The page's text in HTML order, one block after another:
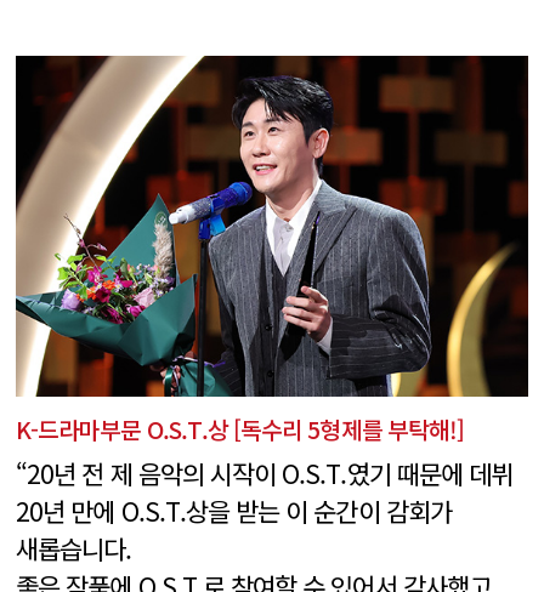
K-드라마부문 O.S.T.상 [독수리 5형제를 부탁해!]
“20년 전 제 음악의 시작이 O.S.T.였기 때문에 데뷔
20년 만에 O.S.T.상을 받는 이 순간이 감회가
새롭습니다.